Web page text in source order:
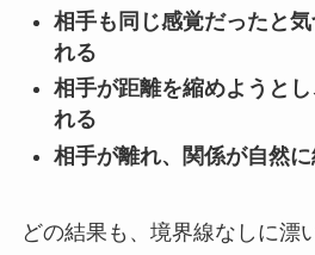
相手も同じ感覚だったと
れる
相手が距離を縮めようと
れる
相手が離れ、関係が自然
どの結果も、境界線なしに漂